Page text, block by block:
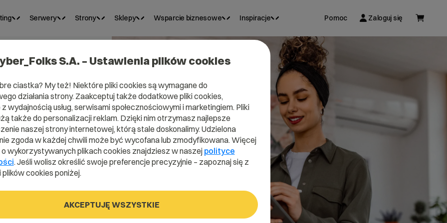
Serwery Strony Sklepy Wsparcie biznesowe Inspiracje Pomoc Zaloguj się
S.A. – Ustawienia plików cookies
ciastka? My też! Niektóre pliki cookies są wymagane do
działania strony. Zaakceptuj także dodatkowe pliki cookies,
wydajnością usług, serwisami społecznościowymi i marketingiem. Pliki
także do personalizacji reklam. Dzięki nim otrzymasz najlepsze
naszej strony internetowej, którą stale doskonalimy. Udzielona
zgoda w każdej chwili może być wycofana lub zmodyfikowana. Więcej
wykorzystywanych plikach cookies znajdziesz w naszej polityce
. Jeśli wolisz określić swoje preferencje precyzyjnie – zapoznaj się z
cookies poniżej.
AKCEPTUJĘ WSZYSTKIE